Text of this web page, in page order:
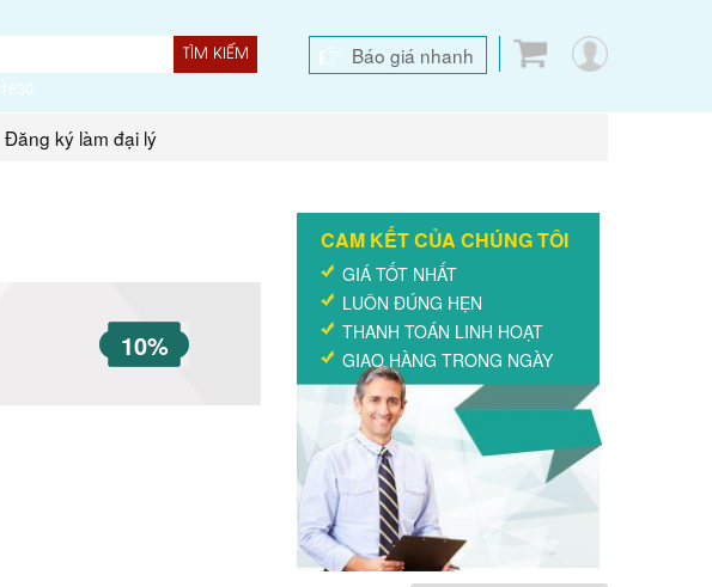
TÌM KIẾM Báo giá nhanh
Đăng ký làm đại lý
10%
CAM KẾT CỦA CHÚNG TÔI
GIÁ TỐT NHẤT
LUÔN ĐÚNG HẸN
THANH TOÁN LINH HOẠT
GIAO HÀNG TRONG NGÀY